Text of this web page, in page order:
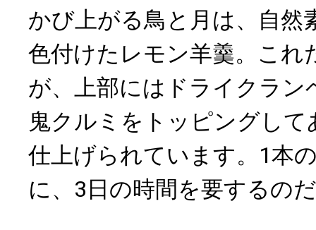
かび上がる鳥と月は、自然
色付けたレモン羊羹。これ
が、上部にはドライクラン
鬼クルミをトッピングして
仕上げられています。1本
に、3日の時間を要するの